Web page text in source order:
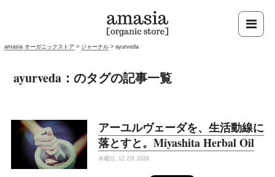
amasia オーガニックストア > ジャーナル >ayurveda
ayurveda：のタグの記事一覧
アーユルヴェーダを、生活動線に
落とすと。Miyashita Herbal Oil
木曜日, 12 2月 2026